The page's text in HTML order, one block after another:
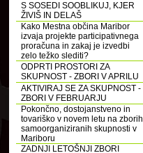
S SOSEDI SOOBLIKUJ, KJER
ŽIVIŠ IN DELAŠ
Kako Mestna občina Maribor
izvaja projekte participativnega
proračuna in zakaj je izvedbi
zelo težko slediti?
ODPRTI PROSTORI ZA
SKUPNOST - ZBORI V APRILU
AKTIVIRAJ SE ZA SKUPNOST -
ZBORI V FEBRUARJU
Pokončno, dostojanstveno in
tovariško v novem letu na zborih
samoorganiziranih skupnosti v
Mariboru
ZADNJI LETOŠNJI ZBORI